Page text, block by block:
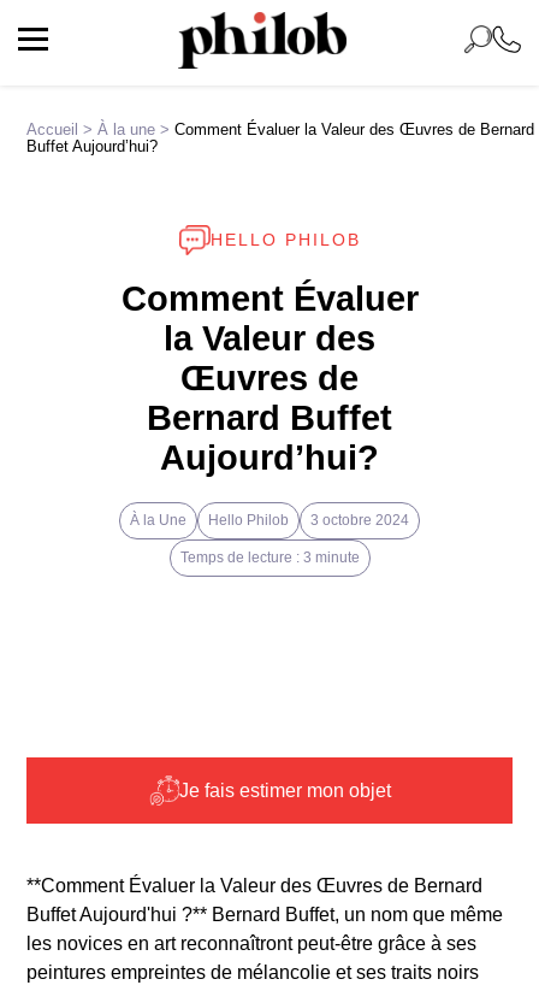
Accueil >À la une >Comment Évaluer la Valeur des Œuvres de Bernard
Buffet Aujourd’hui?
HELLO PHILOB
Comment Évaluer
la Valeur des
Œuvres de
Bernard Buffet
Aujourd’hui?
À la Une Hello Philob 3 octobre 2024
Temps de lecture : 3 minute
Je fais estimer mon objet
**Comment Évaluer la Valeur des Œuvres de Bernard
Buffet Aujourd'hui ?** Bernard Buffet, un nom que même
les novices en art reconnaîtront peut-être grâce à ses
peintures empreintes de mélancolie et ses traits noirs